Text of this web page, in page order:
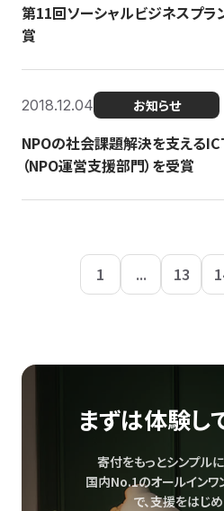
第11回ソーシャルビジネスプラ
賞
2018.12.04 お知らせ
NPOの社会課題解決を支える
（NPO運営支援部門）を受賞
1 ... 13
まずは体験し
寄付をもっとシンプルに
国内No.1のオールインワ
で、支援をはじめ